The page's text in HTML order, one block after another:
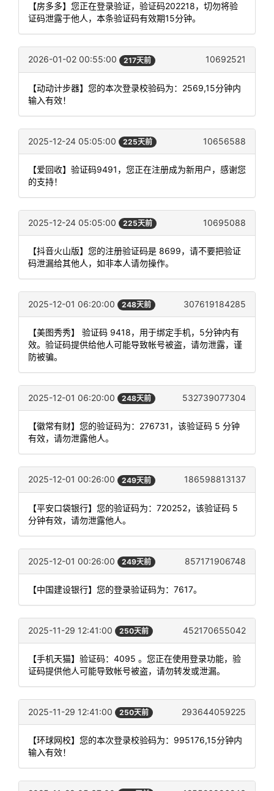
【房多多】您正在登录验证，验证码202218，切勿将验
证码泄露于他人，本条验证码有效期15分钟。
2026-01-02 00:55:00 217天前 10692521
【动动计步器】您的本次登录校验码为：2569,15分钟内
输入有效！
2025-12-24 05:05:00 225天前 10656588
【爱回收】验证码9491，您正在注册成为新用户，感谢您
的支持！
2025-12-24 05:05:00 225天前 10695088
【抖音火山版】您的注册验证码是 8699，请不要把验证
码泄漏给其他人，如非本人请勿操作。
2025-12-01 06:20:00 248天前 307619184285
【美图秀秀】 验证码 9418，用于绑定手机，5分钟内有
效。验证码提供给他人可能导致帐号被盗，请勿泄露，谨
防被骗。
2025-12-01 06:20:00 248天前 532739077304
【徽常有财】您的验证码为：276731，该验证码 5 分钟
有效，请勿泄露他人。
2025-12-01 00:26:00 249天前 186598813137
【平安口袋银行】您的验证码为：720252，该验证码 5
分钟有效，请勿泄露他人。
2025-12-01 00:26:00 249天前 857171906748
【中国建设银行】您的登录验证码为：7617。
2025-11-29 12:41:00 250天前 452170655042
【手机天猫】验证码：4095 。您正在使用登录功能，验
证码提供他人可能导致帐号被盗，请勿转发或泄漏。
2025-11-29 12:41:00 250天前 293644059225
【环球网校】您的本次登录校验码为：995176,15分钟内
输入有效！